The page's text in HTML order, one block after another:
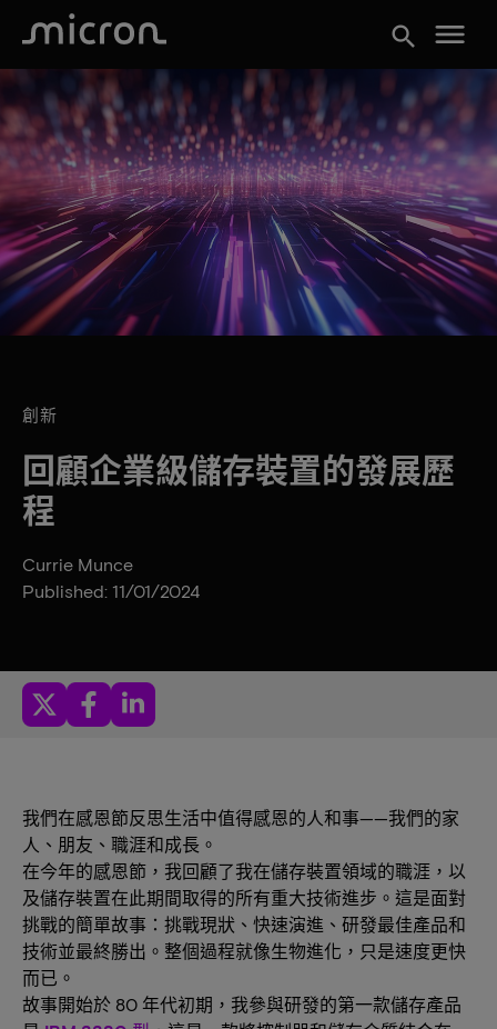
search menu
創新
回顧企業級儲存裝置的發展歷
程
Currie Munce
Published: 11/01/2024
我們在感恩節反思生活中值得感恩的人和事——我們的家
人、朋友、職涯和成長。
在今年的感恩節，我回顧了我在儲存裝置領域的職涯，以
及儲存裝置在此期間取得的所有重大技術進步。這是面對
挑戰的簡單故事：挑戰現狀、快速演進、研發最佳產品和
技術並最終勝出。整個過程就像生物進化，只是速度更快
而已。
故事開始於 80 年代初期，我參與研發的第一款儲存產品